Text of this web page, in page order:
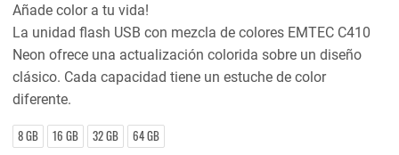
Añade color a tu vida!
La unidad flash USB con mezcla de colores EMTEC C410
Neon ofrece una actualización colorida sobre un diseño
clásico. Cada capacidad tiene un estuche de color
diferente.
8 GB 16 GB 32 GB 64 GB